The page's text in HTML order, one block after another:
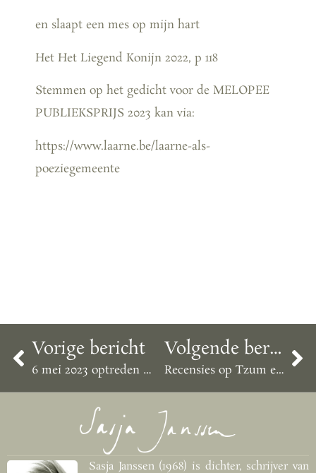
en slaapt een mes op mijn hart
Het Het Liegend Konijn 2022, p 118
Stemmen op het gedicht voor de MELOPEE
PUBLIEKSPRIJS 2023 kan via:
https://www.laarne.be/laarne-als-
poeziegemeente
Vorige bericht
6 mei 2023 optreden in Londen
Volgende bericht
Recensies op Tzum en Het Parool
Sasja Janssen (1968) is dichter, schrijver van